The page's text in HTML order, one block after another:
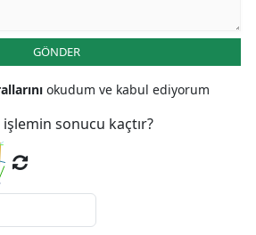
GÖNDER
okudum ve kabul ediyorum
sonucu kaçtır?